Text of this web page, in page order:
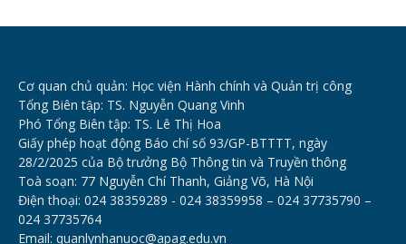
Cơ quan chủ quản: Học viện Hành chính và Quản trị công
Tổng Biên tập: TS. Nguyễn Quang Vinh
Phó Tổng Biên tập: TS. Lê Thị Hoa
Giấy phép hoạt động Báo chí số 93/GP-BTTTT, ngày
28/2/2025 của Bộ trưởng Bộ Thông tin và Truyền thông
Toà soạn: 77 Nguyễn Chí Thanh, Giảng Võ, Hà Nội
Điện thoại: 024 38359289 - 024 38359958 – 024 37735790 –
024 37735764
Email: quanlynhanuoc@apag.edu.vn